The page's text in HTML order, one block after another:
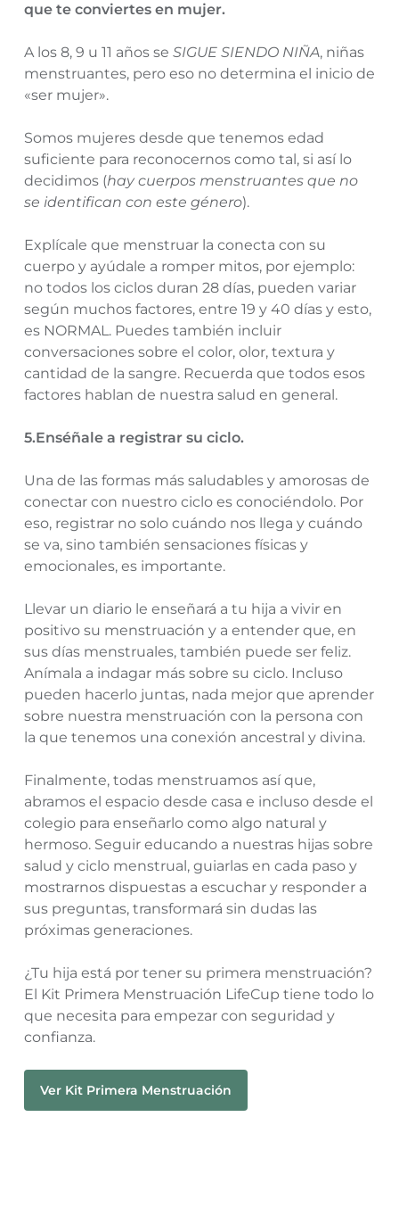
que te conviertes en mujer.
A los 8, 9 u 11 años se SIGUE SIENDO NIÑA, niñas
menstruantes, pero eso no determina el inicio de
«ser mujer».
Somos mujeres desde que tenemos edad
suficiente para reconocernos como tal, si así lo
decidimos (hay cuerpos menstruantes que no
se identifican con este género).
Explícale que menstruar la conecta con su
cuerpo y ayúdale a romper mitos, por ejemplo:
no todos los ciclos duran 28 días, pueden variar
según muchos factores, entre 19 y 40 días y esto,
es NORMAL. Puedes también incluir
conversaciones sobre el color, olor, textura y
cantidad de la sangre. Recuerda que todos esos
factores hablan de nuestra salud en general.
5.Enséñale a registrar su ciclo.
Una de las formas más saludables y amorosas de
conectar con nuestro ciclo es conociéndolo. Por
eso, registrar no solo cuándo nos llega y cuándo
se va, sino también sensaciones físicas y
emocionales, es importante.
Llevar un diario le enseñará a tu hija a vivir en
positivo su menstruación y a entender que, en
sus días menstruales, también puede ser feliz.
Anímala a indagar más sobre su ciclo. Incluso
pueden hacerlo juntas, nada mejor que aprender
sobre nuestra menstruación con la persona con
la que tenemos una conexión ancestral y divina.
Finalmente, todas menstruamos así que,
abramos el espacio desde casa e incluso desde el
colegio para enseñarlo como algo natural y
hermoso. Seguir educando a nuestras hijas sobre
salud y ciclo menstrual, guiarlas en cada paso y
mostrarnos dispuestas a escuchar y responder a
sus preguntas, transformará sin dudas las
próximas generaciones.
¿Tu hija está por tener su primera menstruación?
El Kit Primera Menstruación LifeCup tiene todo lo
que necesita para empezar con seguridad y
confianza.
Ver Kit Primera Menstruación